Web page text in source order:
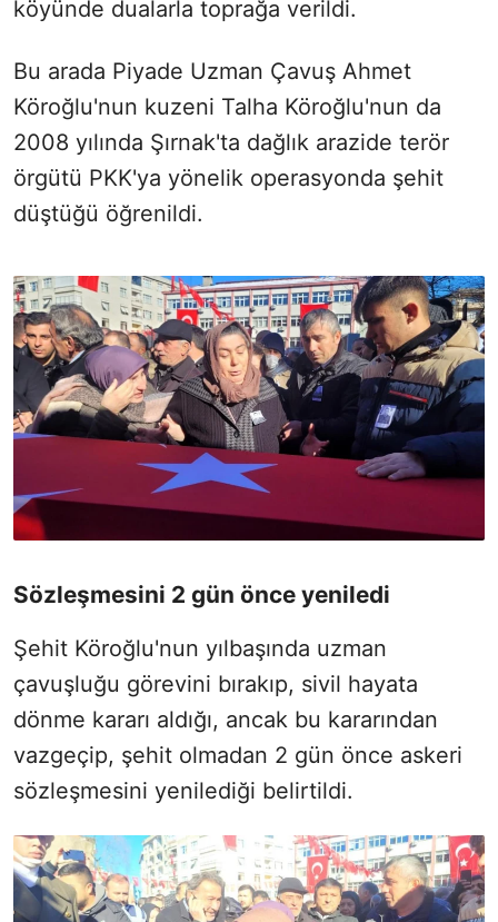
köyünde dualarla toprağa verildi.
Bu arada Piyade Uzman Çavuş Ahmet
Köroğlu'nun kuzeni Talha Köroğlu'nun da
2008 yılında Şırnak'ta dağlık arazide terör
örgütü PKK'ya yönelik operasyonda şehit
düştüğü öğrenildi.
Sözleşmesini 2 gün önce yeniledi
Şehit Köroğlu'nun yılbaşında uzman
çavuşluğu görevini bırakıp, sivil hayata
dönme kararı aldığı, ancak bu kararından
vazgeçip, şehit olmadan 2 gün önce askeri
sözleşmesini yenilediği belirtildi.